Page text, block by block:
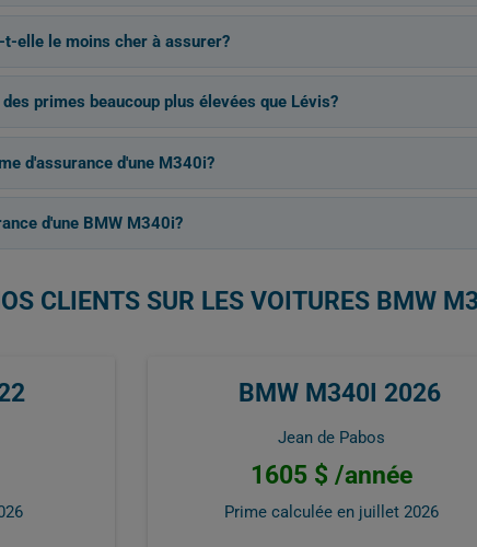
elle le moins cher à assurer?
primes beaucoup plus élevées que Lévis?
d'assurance d'une M340i?
d'une BMW M340i?
CLIENTS SUR LES VOITURES BMW
BMW M340I 2026
Jean de Pabos
1605 $ /année
Prime calculée en juillet 2026